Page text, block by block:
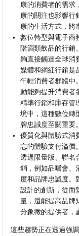
康的消費者的需求
康的關注也影響行
康的生活方式，將
數位轉型與電子商
階酒類飲品的行銷
夠直接觸達全球消
媒體和網紅行銷是
年輕消費者群體中
動能夠提升消費者
精準行銷和庫存管
境中，這種數位轉
牌忠誠度至關重要。
優質化與體驗式消
忘的體驗支付溢價
透過限量版、聯名
銷，例如品嚐會、
度和品牌忠誠度。
設計的創新，從而
量，還能提高品牌
分象徵的提供者，
這些趨勢正在透過強